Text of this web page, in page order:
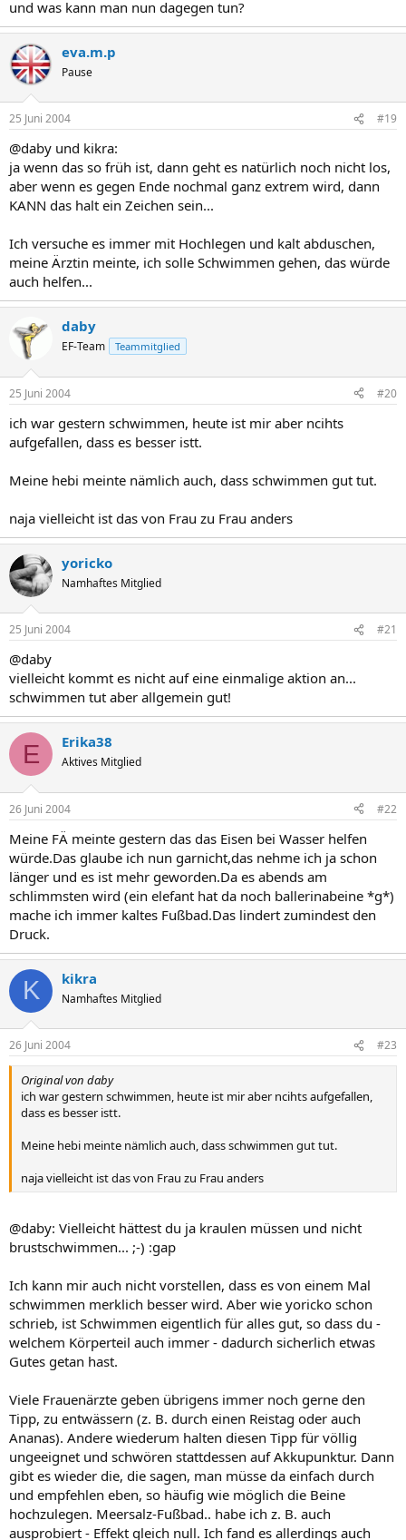
und was kann man nun dagegen tun?
eva.m.p
Pause
25 Juni 2004 #19
@daby und kikra:
ja wenn das so früh ist, dann geht es natürlich noch nicht los,
aber wenn es gegen Ende nochmal ganz extrem wird, dann
KANN das halt ein Zeichen sein...
Ich versuche es immer mit Hochlegen und kalt abduschen,
meine Ärztin meinte, ich solle Schwimmen gehen, das würde
auch helfen...
daby
EF-Team Teammitglied
25 Juni 2004 #20
ich war gestern schwimmen, heute ist mir aber ncihts
aufgefallen, dass es besser istt.
Meine hebi meinte nämlich auch, dass schwimmen gut tut.
naja vielleicht ist das von Frau zu Frau anders
yoricko
Namhaftes Mitglied
25 Juni 2004 #21
@daby
vielleicht kommt es nicht auf eine einmalige aktion an...
schwimmen tut aber allgemein gut!
E Erika38
Aktives Mitglied
26 Juni 2004 #22
Meine FÄ meinte gestern das das Eisen bei Wasser helfen
würde.Das glaube ich nun garnicht,das nehme ich ja schon
länger und es ist mehr geworden.Da es abends am
schlimmsten wird (ein elefant hat da noch ballerinabeine *g*)
mache ich immer kaltes Fußbad.Das lindert zumindest den
Druck.
K kikra
Namhaftes Mitglied
26 Juni 2004 #23
Original von daby
ich war gestern schwimmen, heute ist mir aber ncihts aufgefallen,
dass es besser istt.
Meine hebi meinte nämlich auch, dass schwimmen gut tut.
naja vielleicht ist das von Frau zu Frau anders
@daby: Vielleicht hättest du ja kraulen müssen und nicht
brustschwimmen... ;-) :gap
Ich kann mir auch nicht vorstellen, dass es von einem Mal
schwimmen merklich besser wird. Aber wie yoricko schon
schrieb, ist Schwimmen eigentlich für alles gut, so dass du -
welchem Körperteil auch immer - dadurch sicherlich etwas
Gutes getan hast.
Viele Frauenärzte geben übrigens immer noch gerne den
Tipp, zu entwässern (z. B. durch einen Reistag oder auch
Ananas). Andere wiederum halten diesen Tipp für völlig
ungeeignet und schwören stattdessen auf Akkupunktur. Dann
gibt es wieder die, die sagen, man müsse da einfach durch
und empfehlen eben, so häufig wie möglich die Beine
hochzulegen. Meersalz-Fußbad.. habe ich z. B. auch
ausprobiert - Effekt gleich null. Ich fand es allerdings auch